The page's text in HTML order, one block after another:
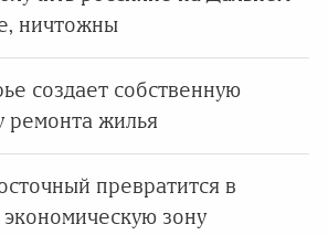
ничтожны
создает собственную
ремонта жилья
превратится в
зону